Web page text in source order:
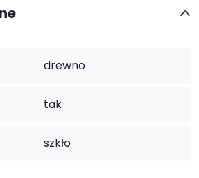
drewno
tak
szkło